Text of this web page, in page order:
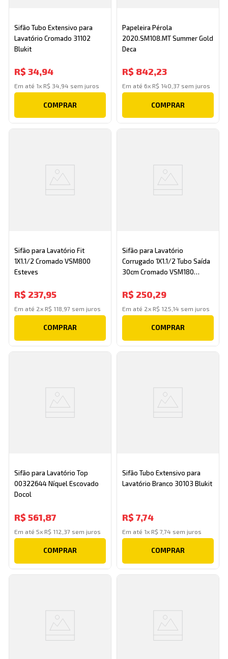
Sifão Tubo Extensivo para
Lavatório Cromado 31102
Blukit
R$ 34,94
Em até 1xR$ 34 94 sem juros
COMPRAR
Papeleira Pérola
2020.SM108.MT Summer Gold
Deca
R$ 842,23
Em até 6x R$ 140 37 sem juros
COMPRAR
Sifão para Lavatório Fit
1X1.1/2 Cromado VSM800
Esteves
R$ 237,95
Em até 2xR$ 118 97 sem juros
COMPRAR
Sifão para Lavatório
Corrugado 1X1.1/2 Tubo Saída
30cm Cromado VSM180
R$ 250,29
Em até 2x R$ 125 14 sem juros
COMPRAR
Sifão para Lavatório Top
00322644 Níquel Escovado
Docol
R$ 561,87
Em até5xR$ 112 37 sem juros
COMPRAR
Sifão Tubo Extensivo para
Lavatório Branco 30103 Blukit
R$ 7,74
Em até 1x R$ 7,74 sem juros
COMPRAR